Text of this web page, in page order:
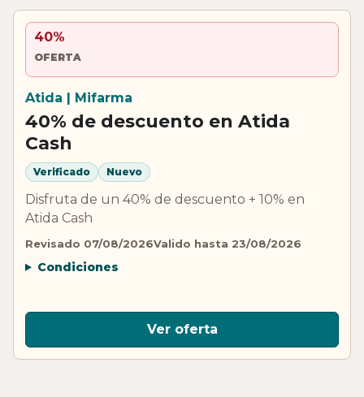
40%
OFERTA
Atida | Mifarma
40% de descuento en Atida
Cash
Verificado Nuevo
Disfruta de un 40% de descuento + 10% en
Atida Cash
Revisado 07/08/2026Valido hasta 23/08/2026
Condiciones
Ver oferta